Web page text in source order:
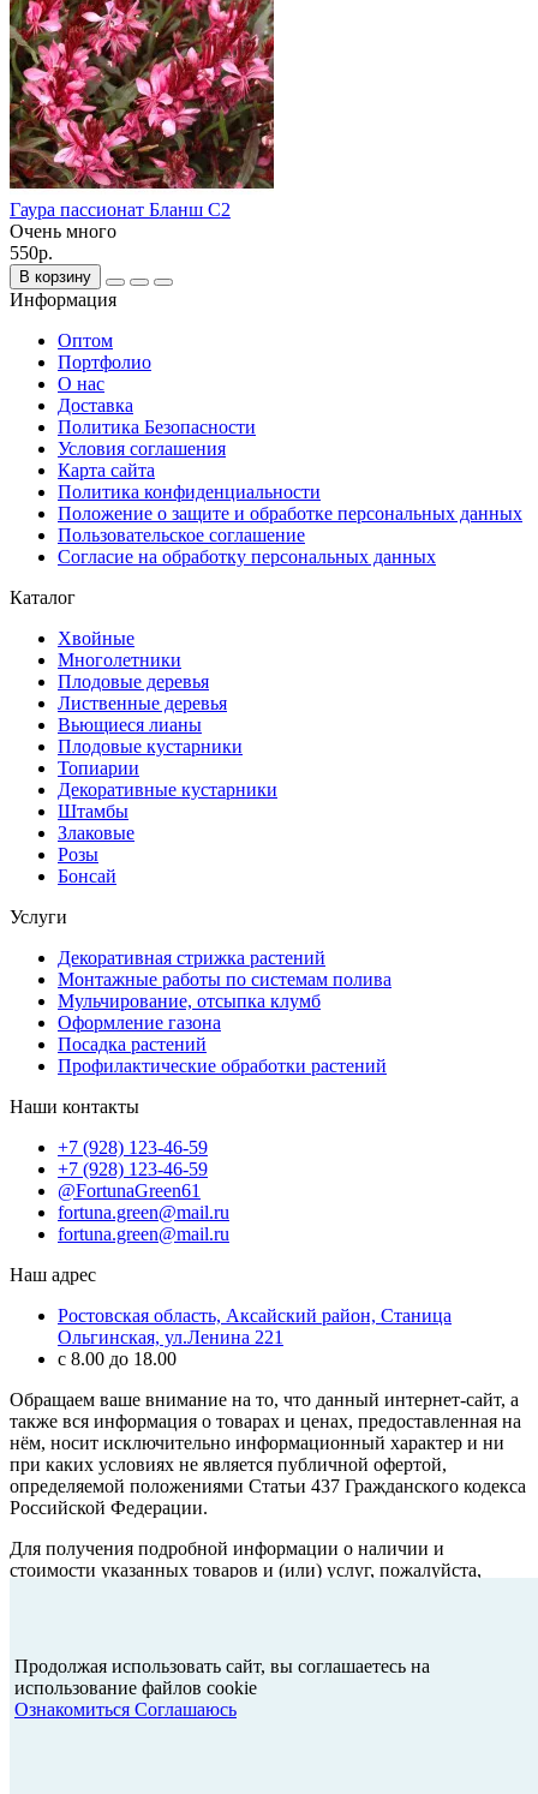
Гаура пассионат Бланш С2
Очень много
550р.
В корзину
Информация
Оптом
Портфолио
О нас
Доставка
Политика Безопасности
Условия соглашения
Карта сайта
Политика конфиденциальности
Положение о защите и обработке персональных данных
Пользовательское соглашение
Согласие на обработку персональных данных
Каталог
Хвойные
Многолетники
Плодовые деревья
Лиственные деревья
Вьющиеся лианы
Плодовые кустарники
Топиарии
Декоративные кустарники
Штамбы
Злаковые
Розы
Бонсай
Услуги
Декоративная стрижка растений
Монтажные работы по системам полива
Мульчирование, отсыпка клумб
Оформление газона
Посадка растений
Профилактические обработки растений
Наши контакты
+7 (928) 123-46-59
+7 (928) 123-46-59
@FortunaGreen61
fortuna.green@mail.ru
fortuna.green@mail.ru
Наш адрес
Ростовская область, Аксайский район, Станица
Ольгинская, ул.Ленина 221
с 8.00 до 18.00
Обращаем ваше внимание на то, что данный интернет-сайт, а
также вся информация о товарах и ценах, предоставленная на
нём, носит исключительно информационный характер и ни
при каких условиях не является публичной офертой,
определяемой положениями Статьи 437 Гражданского кодекса
Российской Федерации.
Для получения подробной информации о наличии и
стоимости указанных товаров и (или) услуг, пожалуйста,
Сайт разработан вmyfbr.ru
Продолжая использовать сайт, вы соглашаетесь на
использование файлов cookie
Ознакомиться Соглашаюсь